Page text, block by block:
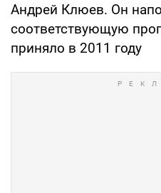
Андрей Клюев. Он
соответствующую
приняло в 2011 году